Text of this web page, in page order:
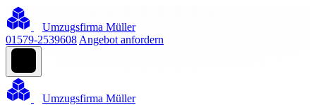
Umzugsfirma Müller
01579-2539608 Angebot anfordern
Umzugsfirma Müller